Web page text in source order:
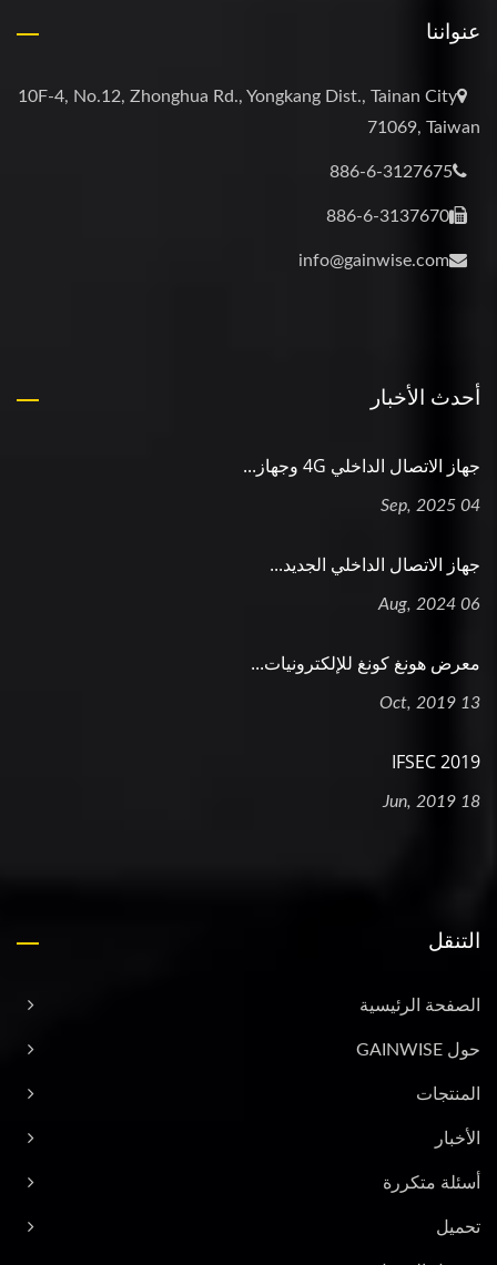
عنواننا
10F-4, No.12, Zhonghua Rd., Yongkang Dist., Tainan City
71069, Taiwan
886-6-3127675
886-6-3137670
info@gainwise.com
أحدث الأخبار
جهاز الاتصال الداخلي 4G وجهاز...
04 Sep, 2025
جهاز الاتصال الداخلي الجديد...
06 Aug, 2024
معرض هونغ كونغ للإلكترونيات...
13 Oct, 2019
2019 IFSEC
18 Jun, 2019
التنقل
الصفحة الرئيسية
حول GAINWISE
المنتجات
الأخبار
أسئلة متكررة
تحميل